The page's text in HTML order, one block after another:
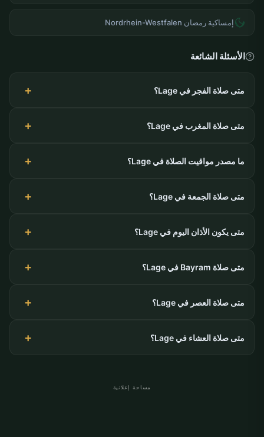
إمساكية رمضان Nordrhein-Westfalen
الأسئلة الشائعة
متى صلاة الفجر في Lage؟
متى صلاة المغرب في Lage؟
ما مصدر مواقيت الصلاة في Lage؟
متى صلاة الجمعة في Lage؟
متى يكون الأذان اليوم في Lage؟
متى صلاة Bayram في Lage؟
متى صلاة العصر في Lage؟
متى صلاة العشاء في Lage؟
مساحة إعلانية